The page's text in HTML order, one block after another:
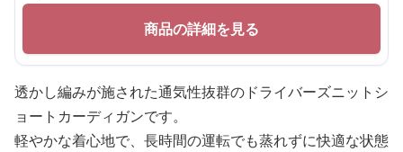
商品の詳細を見る
透かし編みが施された通気性抜群のドライバーズニットシ
ョートカーディガンです。
軽やかな着心地で、長時間の運転でも蒸れずに快適な状態